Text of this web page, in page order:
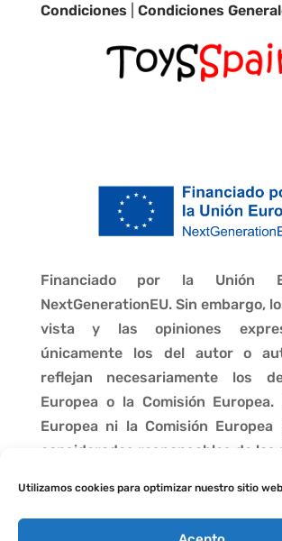
Utilizamos cookies para optimizar nuestro sitio
Condiciones |Condiciones
Financiado por la Unión
NextGenerationEU. Sin embargo,
vista y las opiniones
únicamente los del autor o
reflejan necesariamente los
Europea o la Comisión
Europea ni la Comisión Europea
consideradas responsables de las